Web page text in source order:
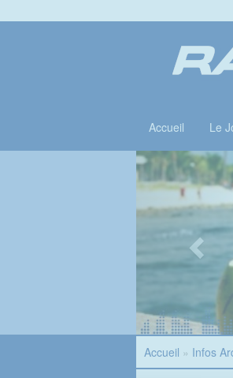
Accueil Le
Accueil » Infos